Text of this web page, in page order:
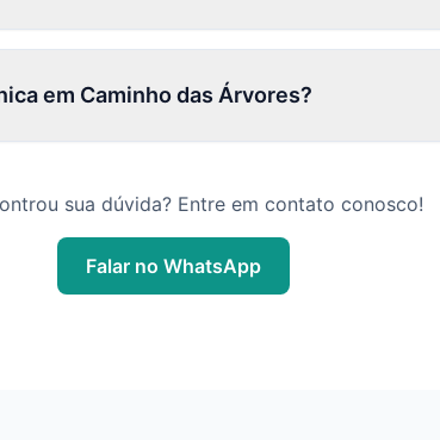
em Caminho das Árvores?
sua dúvida? Entre em contato conosco!
Falar no WhatsApp